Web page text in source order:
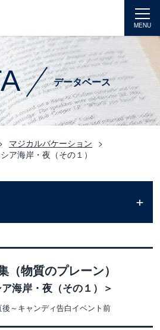
MENU
データベース
マジカルバケーション
ア海岸・夜（その１）
（物質のプレーン）
海岸・夜（その１）＞
～キャンディ告白イベント前